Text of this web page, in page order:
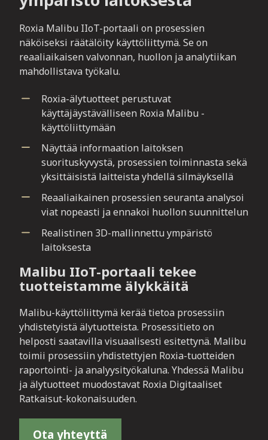
Roxia Malibu IIoT-portaali on prosessien
näköiseksi räätälöity käyttöliittymä. Se on
reaaliaikaisen valvonnan, huollon ja analytiikan
mahdollistava työkalu.
Roxia-älytuotteet perustuvat
käyttäjäystävälliseen Roxia Malibu -
käyttöliittymään
Näyttää informaation laitoksen
suorituskyvystä, prosessien toiminnasta sekä
yksittäisistä laitteista yhdellä silmäyksellä
Reaaliaikainen prosessien seuranta analysoi
viat nopeasti ja ennakoi huollon suunnittelun
Realistinen 3D-mallinnettu ympäristö
laitoksesta
Malibu IIoT-portaali tekee
tuotteistamme älykkäitä
Malibu-käyttöliittymä kerää tietoa prosessiin
yhdistetyistä älytuotteista. Prosessitieto on
helposti saatavilla visuaalisesti esitettynä. Malibu
toimii prosessiin yhdistettyjen Roxia-tuotteiden
raportointi- ja analyysityökaluna. Yhdessä Malibu
ja älytuotteet muodostavat Roxia Digitaaliset
Ratkaisut-kokonaisuuden.
Ota yhteyttä